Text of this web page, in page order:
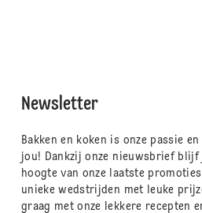
Newsletter
Bakken en koken is onze passie
jou! Dankzij onze nieuwsbrief
hoogte van onze laatste
unieke wedstrijden met leuke
graag met onze lekkere recepten